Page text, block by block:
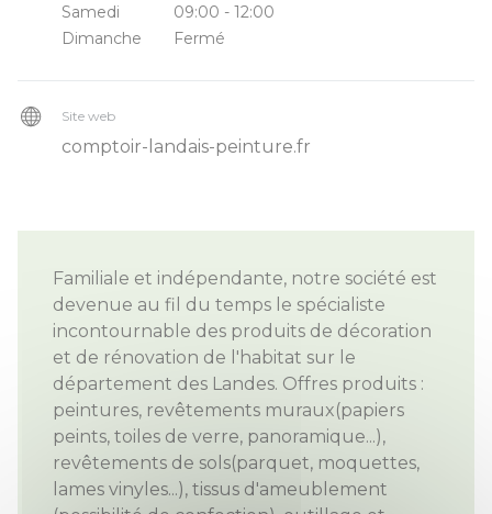
Samedi
09:00 - 12:00
Dimanche
Fermé
Site web
comptoir-landais-peinture.fr
Familiale et indépendante, notre société est
devenue au fil du temps le spécialiste
incontournable des produits de décoration
et de rénovation de l'habitat sur le
département des Landes. Offres produits :
peintures, revêtements muraux(papiers
peints, toiles de verre, panoramique...),
revêtements de sols(parquet, moquettes,
lames vinyles...), tissus d'ameublement